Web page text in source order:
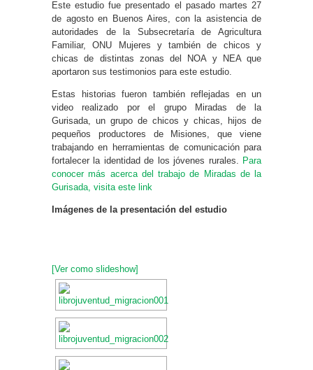
Este estudio fue presentado el pasado martes 27
de agosto en Buenos Aires, con la asistencia de
autoridades de la Subsecretaría de Agricultura
Familiar, ONU Mujeres y también de chicos y
chicas de distintas zonas del NOA y NEA que
aportaron sus testimonios para este estudio.
Estas historias fueron también reflejadas en un
video realizado por el grupo Miradas de la
Gurisada, un grupo de chicos y chicas, hijos de
pequeños productores de Misiones, que viene
trabajando en herramientas de comunicación para
fortalecer la identidad de los jóvenes rurales. Para
conocer más acerca del trabajo de Miradas de la
Gurisada, visita este link
Imágenes de la presentación del estudio
[Ver como slideshow]